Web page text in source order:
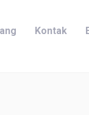
Kontak